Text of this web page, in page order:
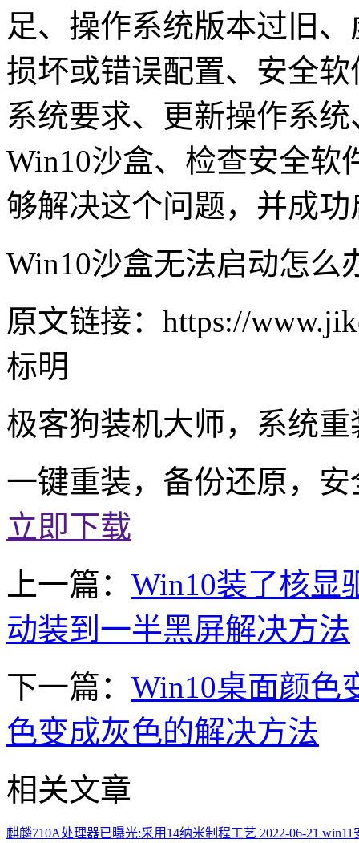
足、操作系统版本过旧
损坏或错误配置、安全
系统要求、更新操作系
Win10沙盒、检查安全软
够解决这个问题，并成
Win10沙盒无法启动怎么
原文链接：https://
标明
极客狗装机大师，系统
一键重装，备份还原，
立即下载
上一篇： Win10装了核显
动装到一半黑屏解决方法
下一篇： Win10桌面颜色
色变成灰色的解决方法
相关文章
麒麟710A处理器已曝光:采用14纳米制程工艺 2022-06-21 win11